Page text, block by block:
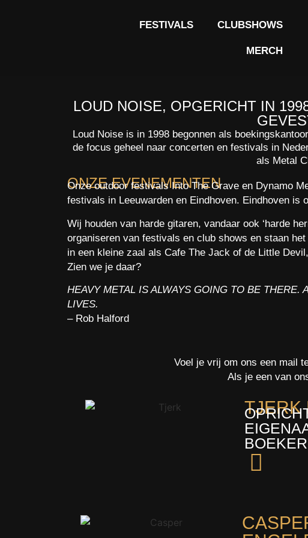
FESTIVALS CLUBSHOWS
MERCH
LOUD NOISE, OPGERICHT IN
Loud Noise is in 1998 begonnen als
de focus geheel naar concerten en festivals in
als Metal
ONZE EVENEMENTEN
Onze outdoor festivals Into The Grave en Dynamo
festivals in Leeuwarden en Eindhoven. Eindhoven
Wij houden van harde gitaren, vandaar ook ‘harde
organiseren van festivals en club shows en staan
in een kleine zaal als Cafe The Jack of de Little
Zien we je daar?
HEAVY METAL IS ALWAYS GOING TO BE THERE.
LIVES.
– Rob Halford
Voel je vrij om ons een mail
Als je een van
TJERK
BOEKER